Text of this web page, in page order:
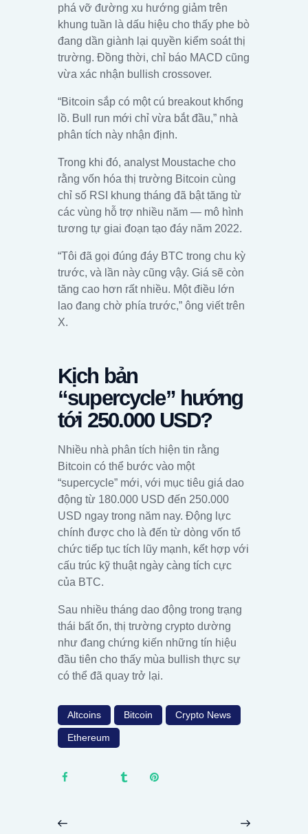
phá vỡ đường xu hướng giảm trên
khung tuần là dấu hiệu cho thấy phe bò
đang dần giành lại quyền kiểm soát thị
trường. Đồng thời, chỉ báo MACD cũng
vừa xác nhận bullish crossover.
“Bitcoin sắp có một cú breakout khổng
lồ. Bull run mới chỉ vừa bắt đầu,” nhà
phân tích này nhận định.
Trong khi đó, analyst Moustache cho
rằng vốn hóa thị trường Bitcoin cùng
chỉ số RSI khung tháng đã bật tăng từ
các vùng hỗ trợ nhiều năm — mô hình
tương tự giai đoạn tạo đáy năm 2022.
“Tôi đã gọi đúng đáy BTC trong chu kỳ
trước, và lần này cũng vậy. Giá sẽ còn
tăng cao hơn rất nhiều. Một điều lớn
lao đang chờ phía trước,” ông viết trên
X.
Kịch bản
“supercycle” hướng
tới 250.000 USD?
Nhiều nhà phân tích hiện tin rằng
Bitcoin có thể bước vào một
“supercycle” mới, với mục tiêu giá dao
động từ 180.000 USD đến 250.000
USD ngay trong năm nay. Động lực
chính được cho là đến từ dòng vốn tổ
chức tiếp tục tích lũy mạnh, kết hợp với
cấu trúc kỹ thuật ngày càng tích cực
của BTC.
Sau nhiều tháng dao động trong trạng
thái bất ổn, thị trường crypto dường
như đang chứng kiến những tín hiệu
đầu tiên cho thấy mùa bullish thực sự
có thể đã quay trở lại.
Altcoins Bitcoin Crypto News
Ethereum
navigation